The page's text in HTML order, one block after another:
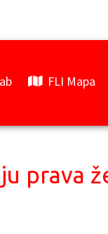
FLI Mapa
prava